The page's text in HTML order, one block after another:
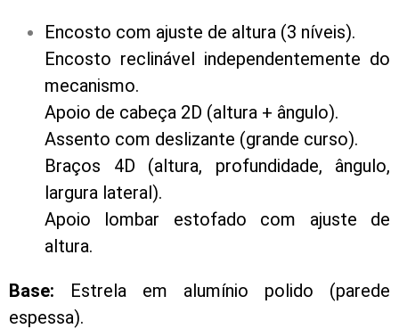
Encosto com ajuste de altura (3 níveis).
Encosto reclinável independentemente do
mecanismo.
Apoio de cabeça 2D (altura + ângulo).
Assento com deslizante (grande curso).
Braços 4D (altura, profundidade, ângulo,
largura lateral).
Apoio lombar estofado com ajuste de
altura.
Base: Estrela em alumínio polido (parede
espessa).